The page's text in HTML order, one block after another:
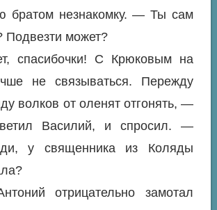
братом незнакомку. — Ты сам
Подвезти может?
спасибочки! С Крюковым на
не связываться. Пережду
волков от оленят отгонять, —
Василий, и спросил. —
у священника из Коляды
отрицательно замотал